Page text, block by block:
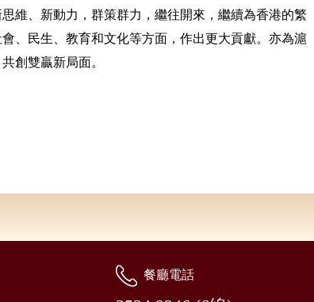
維、新動力，群策群力，繼往開來，繼續為香港的繁
、民生、教育和文化等方面，作出更大貢獻。亦為滬
創雙贏新局面。
餐廳電話